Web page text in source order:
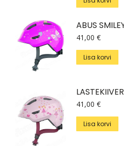
ABUS
41,00 €
Lisa korvi
41,00 €
Lisa korvi